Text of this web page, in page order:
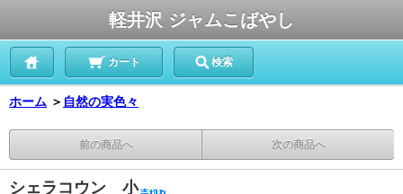
軽井沢 ジャムこばやし
カート 検索
ホーム ＞ 自然の実色々
前の商品へ 次の商品へ
シェラコウン 小